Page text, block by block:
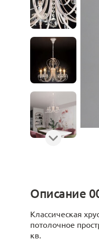
Описание
Классическая
потолочное
кв.